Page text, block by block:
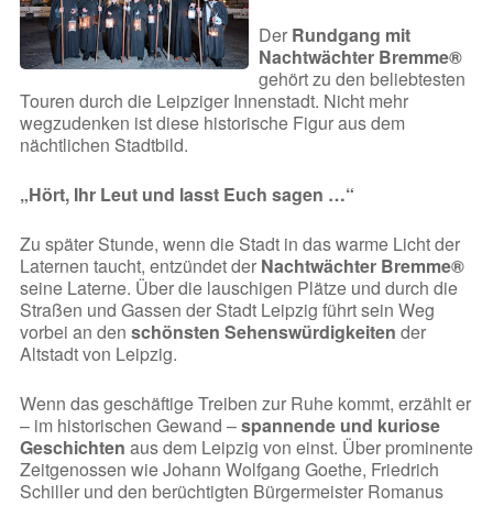
Der Rundgang mit
Nachtwächter Bremme®
gehört zu den beliebtesten
Touren durch die Leipziger Innenstadt. Nicht mehr
wegzudenken ist diese historische Figur aus dem
nächtlichen Stadtbild.
„Hört, Ihr Leut und lasst Euch sagen …“
Zu später Stunde, wenn die Stadt in das warme Licht der
Laternen taucht, entzündet der Nachtwächter Bremme®
seine Laterne. Über die lauschigen Plätze und durch die
Straßen und Gassen der Stadt Leipzig führt sein Weg
vorbei an den schönsten Sehenswürdigkeiten der
Altstadt von Leipzig.
Wenn das geschäftige Treiben zur Ruhe kommt, erzählt er
– im historischen Gewand –spannende und kuriose
Geschichten aus dem Leipzig von einst. Über prominente
Zeitgenossen wie Johann Wolfgang Goethe, Friedrich
Schiller und den berüchtigten Bürgermeister Romanus